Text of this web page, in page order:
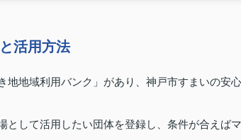
活用方法
地地域利用バンク」があり、神戸市すまいの安心
として活用したい団体を登録し、条件が合えばマ